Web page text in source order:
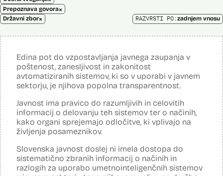
Prepoznava govora×
Državni zbor× RAZVRSTI PO:zadnjem vnosu
Edina pot do vzpostavljanja javnega zaupanja v
poštenost, zanesljivost in zakonitost
avtomatiziranih sistemov, ki so v uporabi v javnem
sektorju, je njihova popolna transparentnost.
Javnost ima pravico do razumljivih in celovitih
informacij o delovanju teh sistemov ter o načinih,
kako organi sprejemajo odločitve, ki vplivajo na
življenja posameznikov.
Slovenska javnost doslej ni imela dostopa do
sistematično zbranih informacij o načinih in
razlogih za uporabo umetnointeligenčnih sistemov